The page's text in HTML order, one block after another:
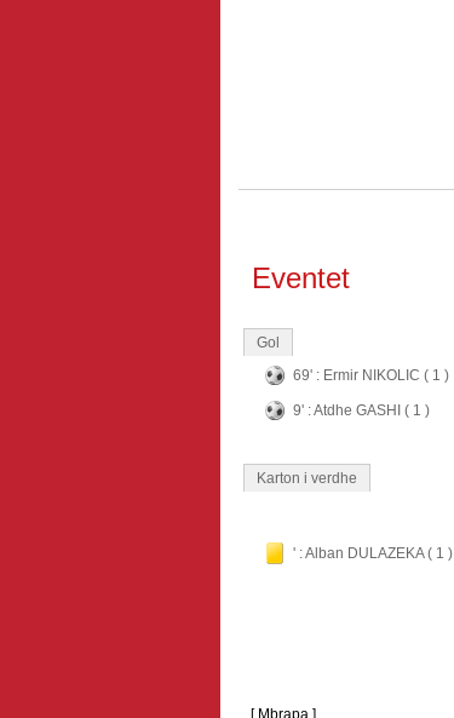
Eventet
Gol
69' : Ermir NIKOLIC ( 1 )
9' : Atdhe GASHI ( 1 )
Karton i verdhe
' : Alban DULAZEKA ( 1 )
[ Mbrapa ]